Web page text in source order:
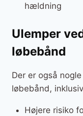
hældning
Ulemper
løbebånd
Der er også
løbebånd,
Højere risiko